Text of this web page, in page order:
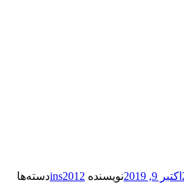
اکتبر 9, 2019 نویسنده ins2012دسته‌ها